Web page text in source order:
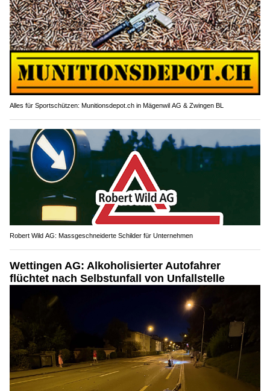
Alles für Sportschützen: Munitionsdepot.ch in Mägenwil AG & Zwingen BL
Robert Wild AG: Massgeschneiderte Schilder für Unternehmen
Wettingen AG: Alkoholisierter Autofahrer
flüchtet nach Selbstunfall von Unfallstelle